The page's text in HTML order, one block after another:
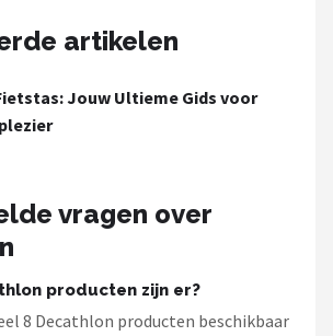
artikelen
Jouw Ultieme Gids voor
vragen over
producten zijn er?
8 Decathlon producten beschikbaar